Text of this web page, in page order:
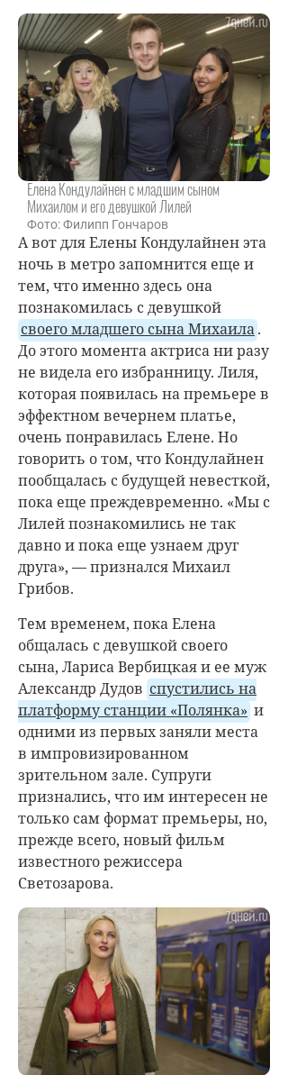
Елена Кондулайнен с младшим сыном
Михаилом и его девушкой Лилей
Фото: Филипп Гончаров
А вот для Елены Кондулайнен эта
ночь в метро запомнится еще и
тем, что именно здесь она
познакомилась с девушкой
своего младшего сына Михаила.
До этого момента актриса ни разу
не видела его избранницу. Лиля,
которая появилась на премьере в
эффектном вечернем платье,
очень понравилась Елене. Но
говорить о том, что Кондулайнен
пообщалась с будущей невесткой,
пока еще преждевременно. «Мы с
Лилей познакомились не так
давно и пока еще узнаем друг
друга», — признался Михаил
Грибов.
Тем временем, пока Елена
общалась с девушкой своего
сына, Лариса Вербицкаяи ее муж
Александр Дудов спустились на
платформу станции «Полянка» и
одними из первых заняли места
в импровизированном
зрительном зале. Супруги
признались, что им интересен не
только сам формат премьеры, но,
прежде всего, новый фильм
известного режиссера
Светозарова.